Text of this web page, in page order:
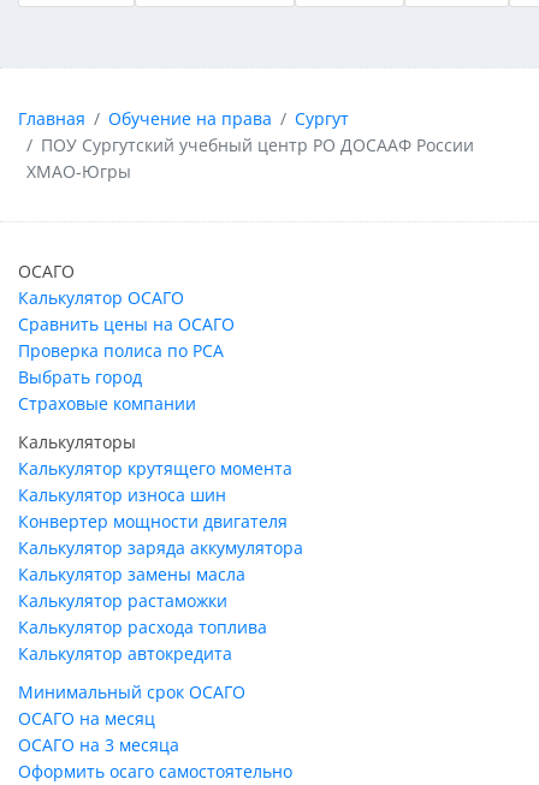
Главная Обучение на права
Сургут
ПОУ Сургутский учебный центр РО ДОСААФ России
ХМАО-Югры
ОСАГО
Калькулятор ОСАГО
Сравнить цены на ОСАГО
Проверка полиса по РСА
Выбрать город
Страховые компании
Калькуляторы
Калькулятор крутящего момента
Калькулятор износа шин
Конвертер мощности двигателя
Калькулятор заряда аккумулятора
Калькулятор замены масла
Калькулятор растаможки
Калькулятор расхода топлива
Калькулятор автокредита
Минимальный срок ОСАГО
ОСАГО на месяц
ОСАГО на 3 месяца
Оформить осаго самостоятельно